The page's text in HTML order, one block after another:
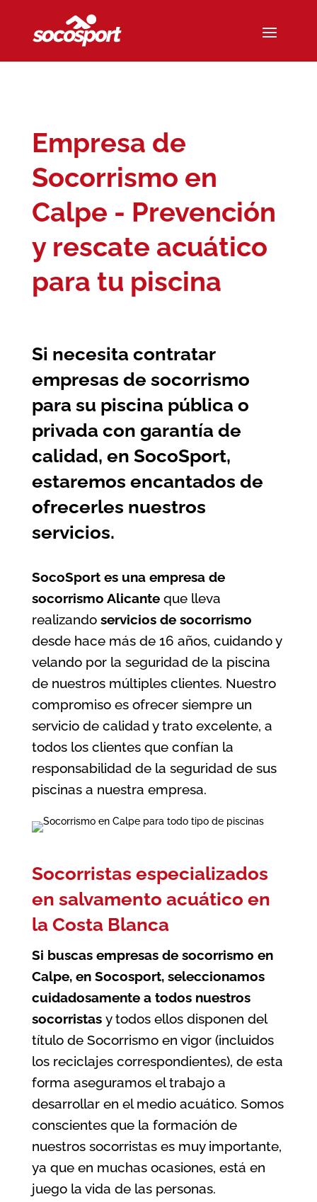
Empresa de
Socorrismo en
Calpe - Prevención
y rescate acuático
para tu piscina
Si necesita contratar
empresas de socorrismo
para su piscina pública o
privada con garantía de
calidad, en SocoSport,
estaremos encantados de
ofrecerles nuestros
servicios.
SocoSport es una empresa de
socorrismo Alicante que lleva
realizando servicios de socorrismo
desde hace más de 16 años, cuidando y
velando por la seguridad de la piscina
de nuestros múltiples clientes. Nuestro
compromiso es ofrecer siempre un
servicio de calidad y trato excelente, a
todos los clientes que confían la
responsabilidad de la seguridad de sus
piscinas a nuestra empresa.
Socorristas especializados
en salvamento acuático en
la Costa Blanca
Si buscas empresas de socorrismo en
Calpe, en Socosport, seleccionamos
cuidadosamente a todos nuestros
socorristas y todos ellos disponen del
título de Socorrismo en vigor (incluidos
los reciclajes correspondientes), de esta
forma aseguramos el trabajo a
desarrollar en el medio acuático. Somos
conscientes que la formación de
nuestros socorristas es muy importante,
ya que en muchas ocasiones, está en
juego la vida de las personas.